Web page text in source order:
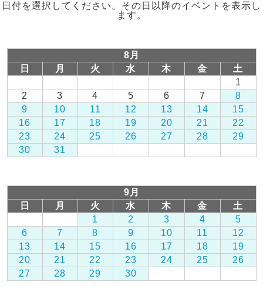
日付を選択してください。その日以降のイベントを表示し
ます。
8月
日
月 火 水 木 金
土
1
2
3 4 5 6 7
8
9
10 11 12 13 14
15
16
17 18 19 20 21
22
23
24 25 26 27 28
29
30
31
9月
日
月 火 水 木 金
土
1
2 3 4
5
6
7 8 9 10 11
12
13
14 15 16 17 18
19
20
21 22 23 24 25
26
27
28 29 30